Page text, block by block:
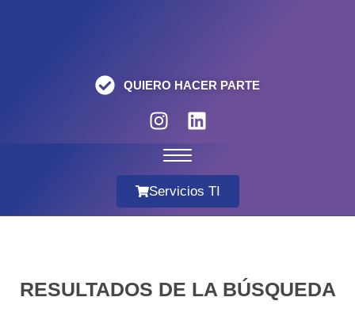
QUIERO HACER PARTE
Servicios TI
RESULTADOS DE LA BÚSQUEDA